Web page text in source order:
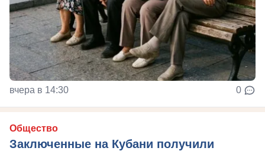
вчера в 14:30 0
Общество
Заключенные на Кубани получили